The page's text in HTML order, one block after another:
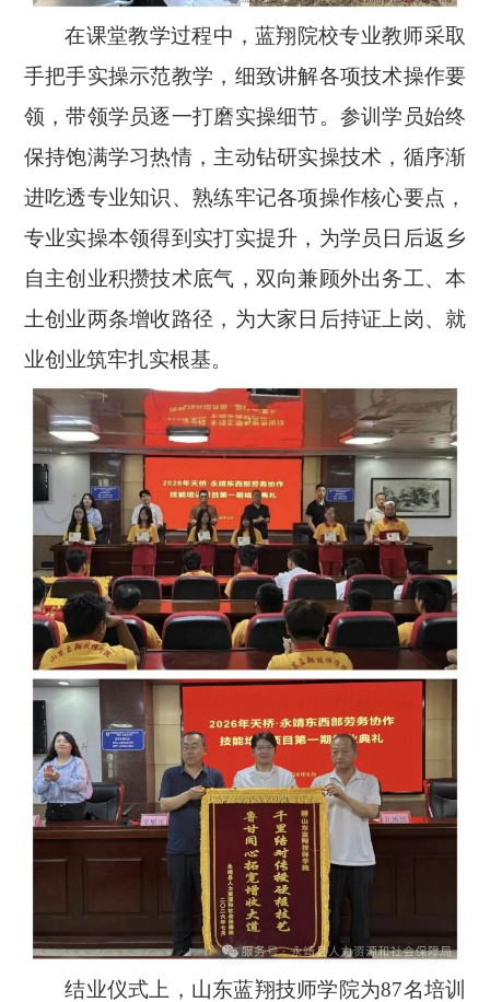
在课堂教学过程中，蓝翔院校专业教师采取
手把手实操示范教学，细致讲解各项技术操作要
领，带领学员逐一打磨实操细节。参训学员始终
保持饱满学习热情，主动钻研实操技术，循序渐
进吃透专业知识、熟练牢记各项操作核心要点，
专业实操本领得到实打实提升，为学员日后返乡
自主创业积攒技术底气，双向兼顾外出务工、本
土创业两条增收路径，为大家日后持证上岗、就
业创业筑牢扎实根基。
结业仪式上，山东蓝翔技师学院为87名培训